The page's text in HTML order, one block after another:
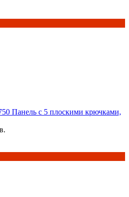
Панель с 5 плоскими крючками,